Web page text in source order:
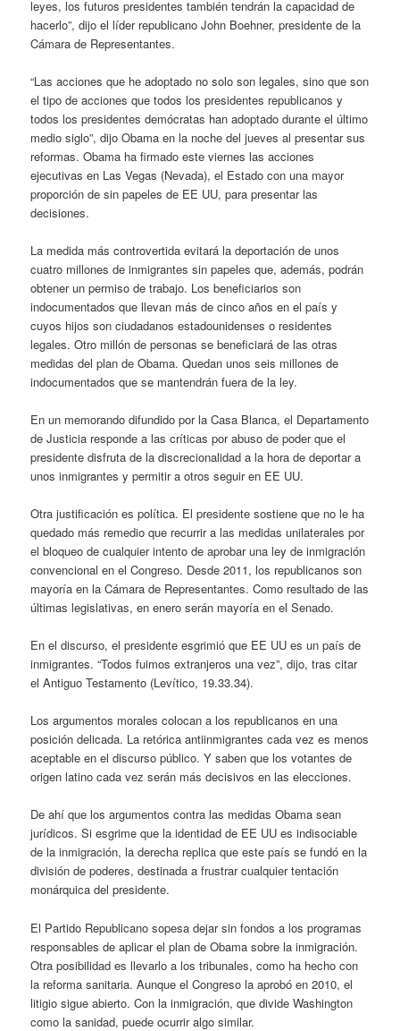
leyes, los futuros presidentes también tendrán la capacidad de
hacerlo”, dijo el líder republicano John Boehner, presidente de la
Cámara de Representantes.
“Las acciones que he adoptado no solo son legales, sino que son
el tipo de acciones que todos los presidentes republicanos y
todos los presidentes demócratas han adoptado durante el último
medio siglo”, dijo Obama en la noche del jueves al presentar sus
reformas. Obama ha firmado este viernes las acciones
ejecutivas en Las Vegas (Nevada), el Estado con una mayor
proporción de sin papeles de EE UU, para presentar las
decisiones.
La medida más controvertida evitará la deportación de unos
cuatro millones de inmigrantes sin papeles que, además, podrán
obtener un permiso de trabajo. Los beneficiarios son
indocumentados que llevan más de cinco años en el país y
cuyos hijos son ciudadanos estadounidenses o residentes
legales. Otro millón de personas se beneficiará de las otras
medidas del plan de Obama. Quedan unos seis millones de
indocumentados que se mantendrán fuera de la ley.
En un memorando difundido por la Casa Blanca, el Departamento
de Justicia responde a las críticas por abuso de poder que el
presidente disfruta de la discrecionalidad a la hora de deportar a
unos inmigrantes y permitir a otros seguir en EE UU.
Otra justificación es política. El presidente sostiene que no le ha
quedado más remedio que recurrir a las medidas unilaterales por
el bloqueo de cualquier intento de aprobar una ley de inmigración
convencional en el Congreso. Desde 2011, los republicanos son
mayoría en la Cámara de Representantes. Como resultado de las
últimas legislativas, en enero serán mayoría en el Senado.
En el discurso, el presidente esgrimió que EE UU es un país de
inmigrantes. “Todos fuimos extranjeros una vez”, dijo, tras citar
el Antiguo Testamento (Levítico, 19.33.34).
Los argumentos morales colocan a los republicanos en una
posición delicada. La retórica antiinmigrantes cada vez es menos
aceptable en el discurso público. Y saben que los votantes de
origen latino cada vez serán más decisivos en las elecciones.
De ahí que los argumentos contra las medidas Obama sean
jurídicos. Si esgrime que la identidad de EE UU es indisociable
de la inmigración, la derecha replica que este país se fundó en la
división de poderes, destinada a frustrar cualquier tentación
monárquica del presidente.
El Partido Republicano sopesa dejar sin fondos a los programas
responsables de aplicar el plan de Obama sobre la inmigración.
Otra posibilidad es llevarlo a los tribunales, como ha hecho con
la reforma sanitaria. Aunque el Congreso la aprobó en 2010, el
litigio sigue abierto. Con la inmigración, que divide Washington
como la sanidad, puede ocurrir algo similar.